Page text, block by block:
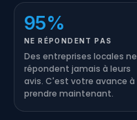
95%
NE RÉPONDENT PAS
Des entreprises locales ne
répondent jamais à leurs
avis. C'est votre avance à
prendre maintenant.